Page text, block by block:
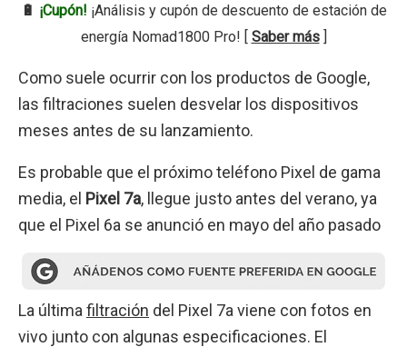
🔋 ¡Cupón! ¡Análisis y cupón de descuento de estación de
energía Nomad1800 Pro! [ Saber más]
Como suele ocurrir con los productos de Google,
las filtraciones suelen desvelar los dispositivos
meses antes de su lanzamiento.
Es probable que el próximo teléfono Pixel de gama
media, el Pixel 7a, llegue justo antes del verano, ya
que el Pixel 6a se anunció en mayo del año pasado
La última filtración del Pixel 7a viene con fotos en
vivo junto con algunas especificaciones. El